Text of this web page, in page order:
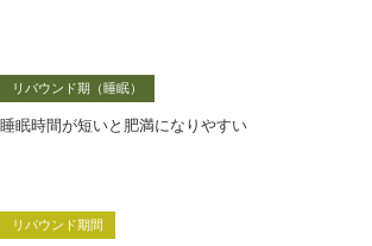
リバウンド期（睡眠）
睡眠時間が短いと肥満になりやすい
リバウンド期間